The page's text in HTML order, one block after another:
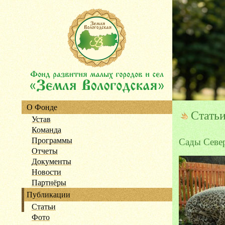
О Фонде
Устав
Команда
Программы
Отчеты
Документы
Новости
Партнёры
Публикации
Статьи
Фото
Сады